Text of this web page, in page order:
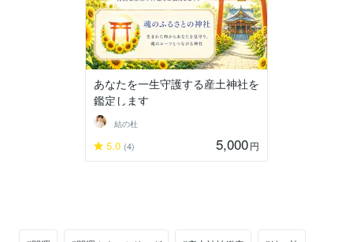
あなたを一生守護する産土神社を
鑑定します
結の杜
5.0 (4) 5,000円